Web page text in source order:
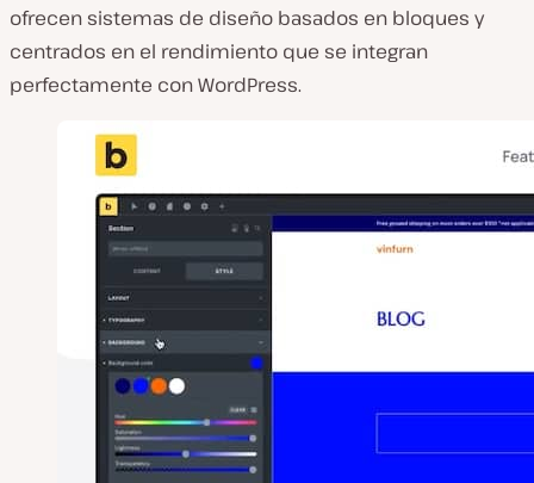
ofrecen sistemas de diseño basados en bloques y
centrados en el rendimiento que se integran
perfectamente con WordPress.